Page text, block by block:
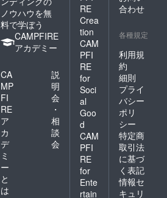
ノウハウを無
料で学ぼう
CAMPFIRE
アカデミー
CA
MP
FI
RE
ア
カ
デ
ミ
ー
と
は
説
明
会
・
相
談
会
RE
Crea
tion
CAM
PFI
RE
for
Soci
al
Goo
d
CAM
PFI
RE
for
Ente
rtain
合わせ
各種規定
利用規
約
細則
プライ
バシー
ポリ
シー
特定商
取引法
に基づ
く表記
情報セ
キュリ